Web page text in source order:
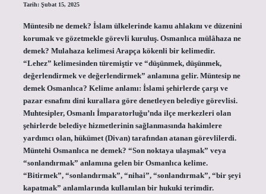
Tarih: Şubat 15, 2025
Müntesib ne demek? İslam ülkelerinde kamu ahlakını ve düzenini
korumak ve gözetmekle görevli kuruluş. Osmanlıca mülâhaza ne
demek? Mulahaza kelimesi Arapça kökenli bir kelimedir.
“Lehez” kelimesinden türemiştir ve “düşünmek, düşünmek,
değerlendirmek ve değerlendirmek” anlamına gelir. Müntesip ne
demek Osmanlıca? Kelime anlamı: İslami şehirlerde çarşı ve
pazar esnafını dini kurallara göre denetleyen belediye görevlisi.
Muhtesipler, Osmanlı İmparatorluğu’nda ilçe merkezleri olan
şehirlerde belediye hizmetlerinin sağlanmasında hakimlere
yardımcı olan, hükümet (Divan) tarafından atanan görevlilerdi.
Müntehi Osmanlıca ne demek? “Son noktaya ulaşmak” veya
“sonlandırmak” anlamına gelen bir Osmanlıca kelime.
“Bitirmek”, “sonlandırmak”, “nihai”, “sonlandırmak”, “bir şeyi
kapatmak” anlamlarında kullanılan bir hukuki terimdir.